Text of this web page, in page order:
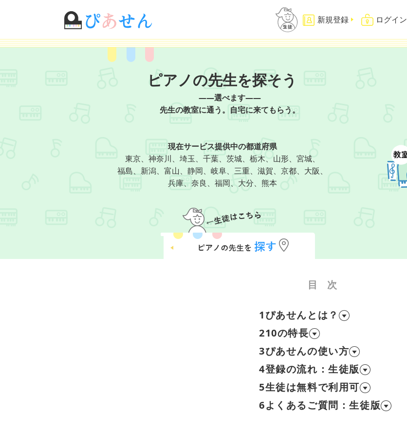
新規登録 ログイン
ピアノの先生を探そう
——選べます——
先生の教室に通う。自宅に来てもらう。
現在サービス提供中の都道府県
東京、神奈川、埼玉、千葉、茨城、栃木、山形、宮城、
福島、新潟、富山、静岡、岐阜、三重、滋賀、京都、大阪、
兵庫、奈良、福岡、大分、熊本
目次
1ぴあせんとは？
210の特長
3ぴあせんの使い方
4登録の流れ：生徒版
5生徒は無料で利用可
6よくあるご質問：生徒版